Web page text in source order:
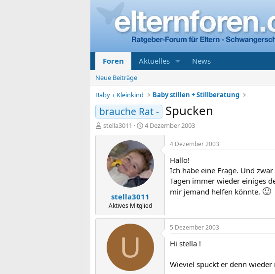
Foren Aktuelles News
Neue Beiträge
Baby + Kleinkind
Baby stillen + Stillberatung
brauche Rat - Spucken
E
r
stella3011
E
r
s
t
e
l
l
a
m
4 Dezember 2003
stella3011
Aktives Mitglied
4 Dezember 2003
Hallo!
Ich habe eine Frage. Und
Tagen immer wieder einiges
mir jemand helfen könnte. 🙂
U
5 Dezember 2003
Hi stella !
Wieviel spuckt er denn wieder